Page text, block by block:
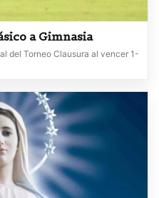
a Gimnasia
del Torneo Clausura al vencer 1-